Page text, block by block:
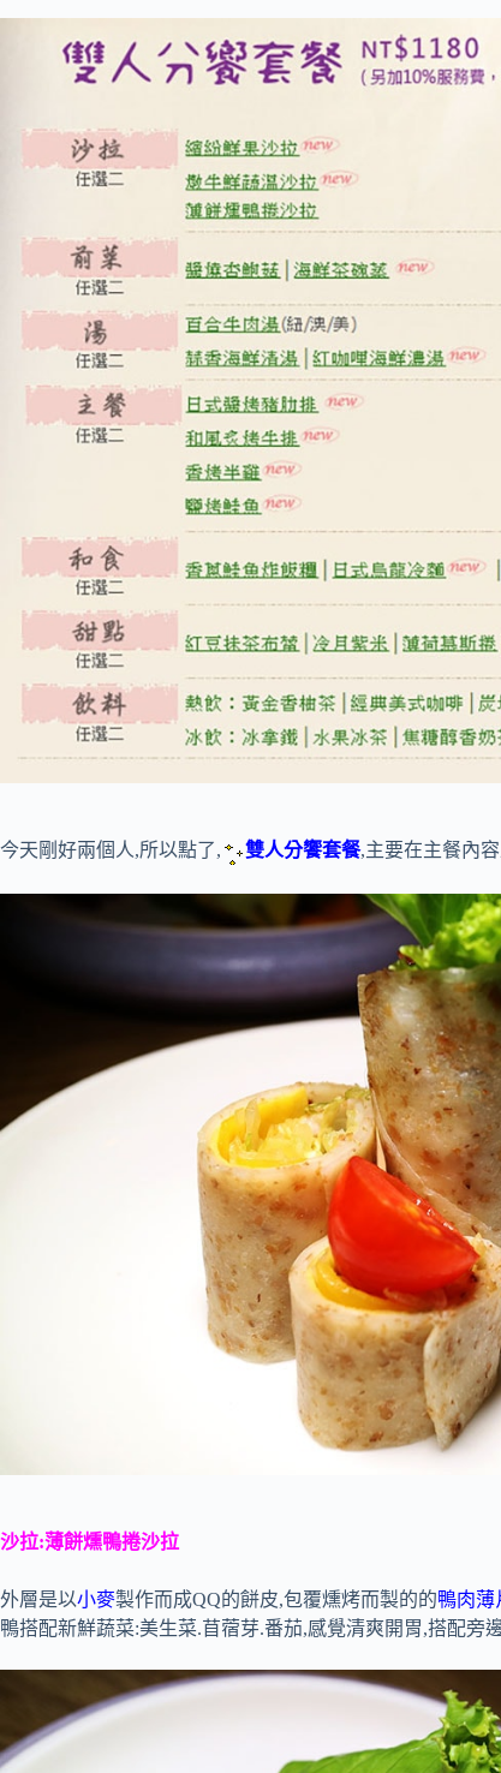
今天剛好兩個人,所以點了, 雙人分饗套餐,主要在主餐內
沙拉:薄餅燻鴨捲沙拉
外層是以小麥製作而成QQ的餅皮,包覆燻烤而製的的鴨肉薄
鴨搭配新鮮蔬菜:美生菜.苜蓿芽.番茄,感覺清爽開胃,搭配旁